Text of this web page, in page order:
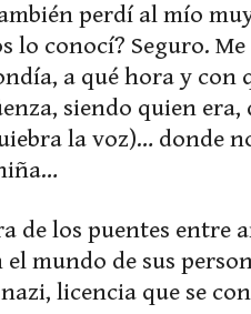
perdí al mío
lo conocí? Seguro. Me
a qué hora y con
siendo quien era,
la voz)… donde
de los puentes entre
mundo de sus
licencia que se